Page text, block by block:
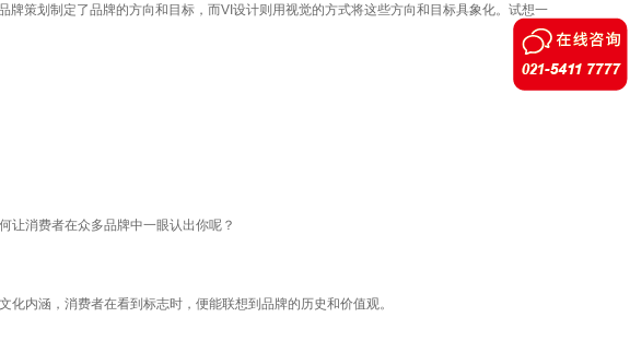
策划制定了品牌的方向和目标，而VI设计则用视觉的方式将这些方向和目标具象化。试想一
让消费者在众多品牌中一眼认出你呢？
内涵，消费者在看到标志时，便能联想到品牌的历史和价值观。